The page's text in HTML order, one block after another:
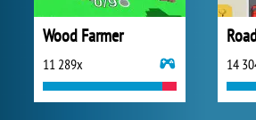
Wood Farmer
11 289x 14